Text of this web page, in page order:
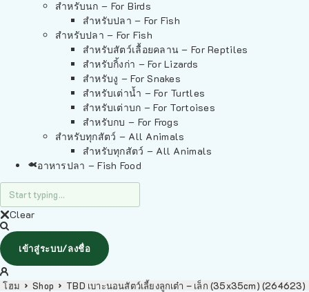
สำหรับนก – For Birds
สำหรับปลา – For Fish
สำหรับปลา – For Fish
สำหรับสัตว์เลื้อยคลาน – For Reptiles
สำหรับกิ้งก่า – For Lizards
สำหรับงู – For Snakes
สำหรับเต่าน้ำ – For Turtles
สำหรับเต่าบก – For Tortoises
สำหรับกบ – For Frogs
สำหรับทุกสัตว์ – All Animals
สำหรับทุกสัตว์ – All Animals
อาหารปลา – Fish Food
Clear
เข้าสู่ระบบ/ลงชื่อ
โฮม Shop TBD เบาะนอนสัตว์เลี้ยงลูกเต๋า – เล็ก (35x35cm) (264623)